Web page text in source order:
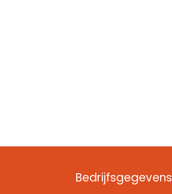
Bedrijfsgegevens